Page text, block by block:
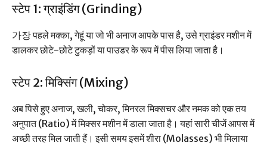
स्टेप 1: ग्राइंडिंग (Grinding)
가장 पहले मक्का, गेहूं या जो भी अनाज आपके पास है, उसे ग्राइंडर मशीन में
डालकर छोटे-छोटे टुकड़ों या पाउडर के रूप में पीस लिया जाता है।
स्टेप 2: मिक्सिंग (Mixing)
अब पिसे हुए अनाज, खली, चोकर, मिनरल मिक्सचर और नमक को एक तय
अनुपात (Ratio) में मिक्सर मशीन में डाला जाता है। यहां सारी चीजें आपस में
अच्छी तरह मिल जाती हैं। इसी समय इसमें शीरा (Molasses) भी मिलाया